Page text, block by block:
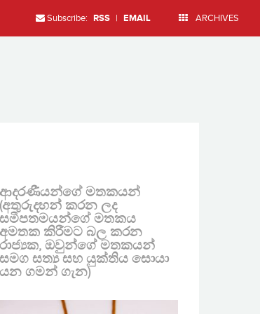
Subscribe: RSS | EMAIL ARCHIVES
ආදරණීයන්ගේ මතකයන්
(අතුරුදහන් කරන ලද
සමීපතමයන්ගේ මතකය
අමතක කිරීමට බල කරන
රාජ්‍යක, ඔවුන්ගේ මතකයන්
සමග සත්‍ය සහ යුක්තිය සොයා
යන ගමන් ගැන)